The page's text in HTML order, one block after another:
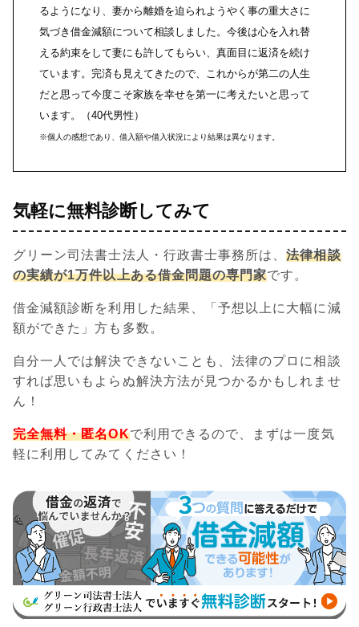
るようになり、妻から離婚を迫られようやく事の重大さに
気づき借金減額について相談しました。今後は心を入れ替
える約束をして妻にも許してもらい、真面目に返済を続け
ています。完済も見えてきたので、これからが第二の人生
だと思って今度こそ家族を幸せを第一に考えたいと思って
います。（40代男性）
※個人の感想であり、借入額や借入状況により結果は異なります。
気軽に無料診断してみて
グリーン司法書士法人・行政書士事務所は、法律相談
の実績が1万件以上ある借金問題の専門家です。
借金減額診断を利用した結果、「予想以上に大幅に減
額ができた」方も多数。
自分一人では解決できないことも、法律のプロに相談
すれば思いもよらぬ解決方法が見つかるかもしれませ
ん！
完全無料・匿名OKで利用できるので、まずは一度気
軽に利用してみてください！